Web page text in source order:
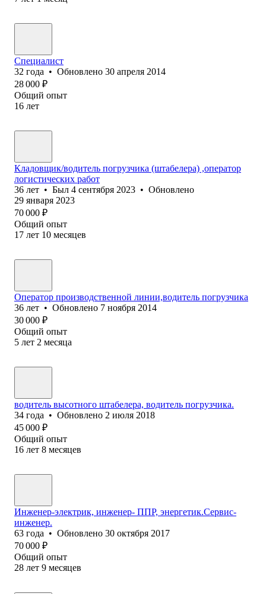
Специалист
32 года • Обновлено 30 апреля 2014
28 000 ₽
Общий опыт
16 лет
Кладовщик/водитель погрузчика (штабелера) ,оператор
логистических работ
36 лет • Был 4 сентября 2023 • Обновлено
29 января 2023
70 000 ₽
Общий опыт
17 лет 10 месяцев
Оператор производственной линии,водитель погрузчика
36 лет • Обновлено 7 ноября 2014
30 000 ₽
Общий опыт
5 лет 2 месяца
водитель высотного штабелера, водитель погрузчика.
34 года • Обновлено 2 июля 2018
45 000 ₽
Общий опыт
16 лет 8 месяцев
Инженер-электрик, инженер- ППР, энергетик.Сервис-
инженер.
63 года • Обновлено 30 октября 2017
70 000 ₽
Общий опыт
28 лет 9 месяцев